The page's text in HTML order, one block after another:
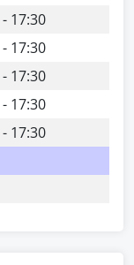
17:30
17:30
17:30
17:30
17:30